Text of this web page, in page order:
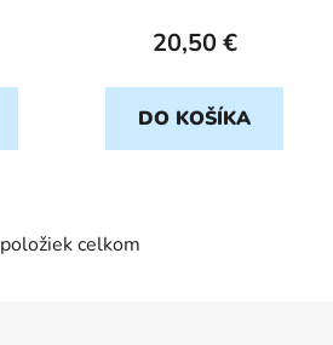
20,50 €
DO KOŠÍKA
O
položiek celkom